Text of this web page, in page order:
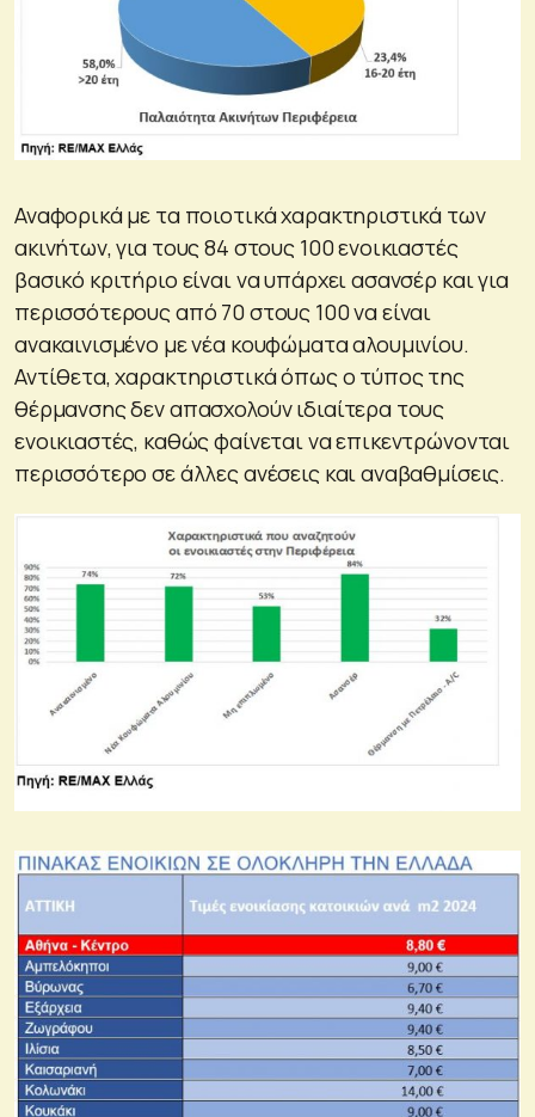
Αναφορικά με τα ποιοτικά χαρακτηριστικά των
ακινήτων, για τους 84 στους 100 ενοικιαστές
βασικό κριτήριο είναι να υπάρχει ασανσέρ και για
περισσότερους από 70 στους 100 να είναι
ανακαινισμένο με νέα κουφώματα αλουμινίου.
Αντίθετα, χαρακτηριστικά όπως ο τύπος της
θέρμανσης δεν απασχολούν ιδιαίτερα τους
ενοικιαστές, καθώς φαίνεται να επικεντρώνονται
περισσότερο σε άλλες ανέσεις και αναβαθμίσεις.